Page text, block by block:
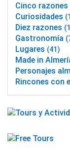
Cinco razones
Curiosidades
Diez razones
Gastronomía
Lugares (41)
Made in
Personajes
Rincones con